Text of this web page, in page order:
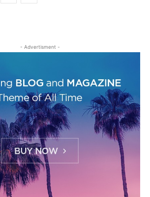
- Advertisment -